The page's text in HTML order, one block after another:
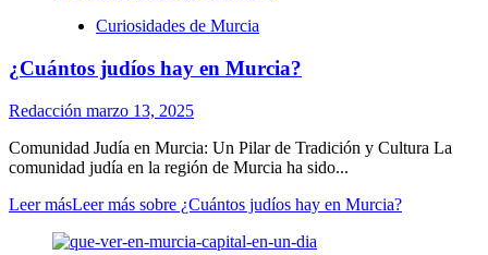
Curiosidades de Murcia
¿Cuántos judíos hay en Murcia?
Redacción marzo 13, 2025
Comunidad Judía en Murcia: Un Pilar de Tradición y Cultura La
comunidad judía en la región de Murcia ha sido...
Leer másLeer más sobre ¿Cuántos judíos hay en Murcia?